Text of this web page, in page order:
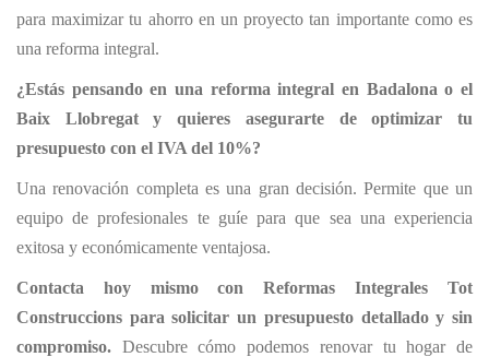
para maximizar tu ahorro en un proyecto tan importante como es
una reforma integral.
¿Estás pensando en una reforma integral en Badalona o el
Baix Llobregat y quieres asegurarte de optimizar tu
presupuesto con el IVA del 10%?
Una renovación completa es una gran decisión. Permite que un
equipo de profesionales te guíe para que sea una experiencia
exitosa y económicamente ventajosa.
Contacta hoy mismo con Reformas Integrales Tot
Construccions para solicitar un presupuesto detallado y sin
compromiso. Descubre cómo podemos renovar tu hogar de